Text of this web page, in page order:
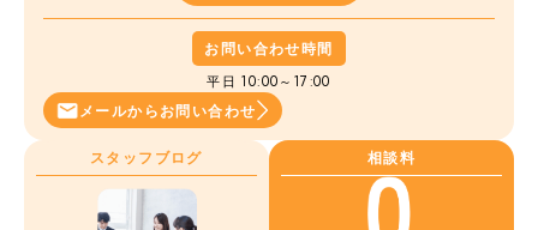
お問い合わせ時間
平日 10:00～17:00
メールから お問い合わせ
スタッフブログ 相談料